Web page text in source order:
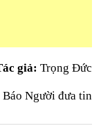
giả: Trọng Đức
Báo Người đưa tin